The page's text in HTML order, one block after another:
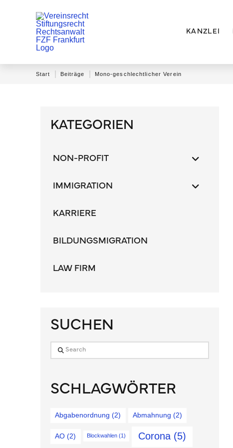
KANZLEI
Start Beiträge Mono-geschlechtlicher Verein
KATEGORIEN
NON-PROFIT
IMMIGRATION
KARRIERE
BILDUNGSMIGRATION
LAW FIRM
SUCHEN
Search
SCHLAGWÖRTER
Abgabenordnung (2) Abmahnung (2)
AO (2) Blockwahlen(1) Corona (5)